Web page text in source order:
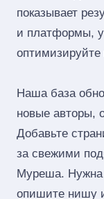
показывает
и платформы,
оптимизируйте
Наша база
новые авторы,
Добавьте
за свежими
Муреша. Нужна
опишите нишу